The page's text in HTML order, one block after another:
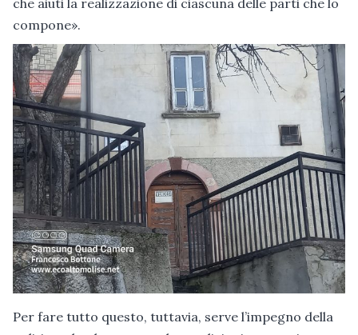
che aiuti la realizzazione di ciascuna delle parti che lo
compone».
Per fare tutto questo, tuttavia, serve l’impegno della